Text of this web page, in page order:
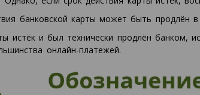
банковской карты может быть продлён
истёк и был технически продлён банком,
онлайн-платежей.